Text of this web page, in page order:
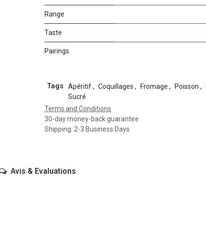
Range
Taste
Pairings
Tags Apéritif, Coquillages , Fromage , Poisson ,
Sucré
Terms and Conditions
30-day money-back guarantee
Shipping: 2-3 Business Days
Avis & Evaluations